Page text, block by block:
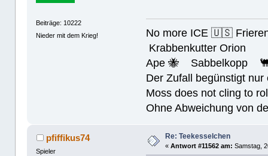
Beiträge: 10222
Nieder mit dem Krieg!
No more ICE 🇺🇸
Krabbenkutter Orion
Ape 🐝 Sabbelkopp
Der Zufall begünstigt
Moss does not cling to
Ohne Abweichung von
pfiffikus74
Spieler
Re: Teekesselchen
«Antwort #11562 am: Samstag,